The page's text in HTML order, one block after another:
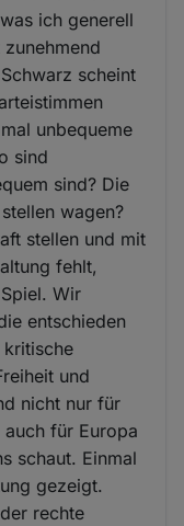
ich generell
scheint
unbequeme
sind
sind? Die
wagen?
stellen und mit
fehlt,
Wir
entschieden
und
nicht nur für
für Europa
schaut. Einmal
gezeigt.
rechte